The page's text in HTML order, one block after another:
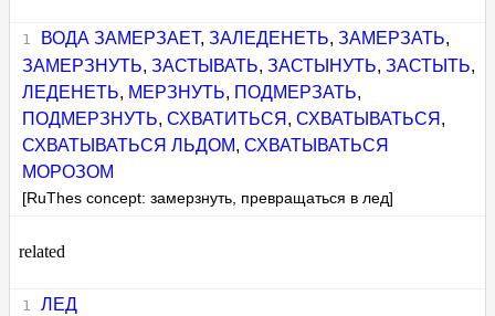
ВОДА ЗАМЕРЗАЕТ, ЗАЛЕДЕНЕТЬ, ЗАМЕРЗАТЬ,
ЗАМЕРЗНУТЬ,ЗАСТЫВАТЬ,ЗАСТЫНУТЬ,ЗАСТЫТЬ,
ЛЕДЕНЕТЬ, МЕРЗНУТЬ, ПОДМЕРЗАТЬ,
ПОДМЕРЗНУТЬ,СХВАТИТЬСЯ ,СХВАТЫВАТЬСЯ ,
СХВАТЫВАТЬСЯ ЛЬДОМ,СХВАТЫВАТЬСЯ
МОРОЗОМ
[RuThes concept: замерзнуть, превращаться в лед]
related
ЛЕД